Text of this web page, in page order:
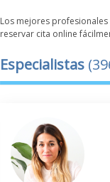
Los mejores
reservar cita online
Especialistas (